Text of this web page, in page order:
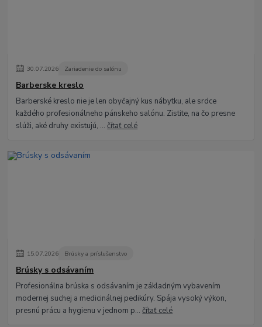
30.07.2026 Zariadenie do salónu
Barberske kreslo
Barberské kreslo nie je len obyčajný kus nábytku, ale srdce
každého profesionálneho pánskeho salónu. Zistite, na čo presne
slúži, aké druhy existujú, ...čítať celé
15.07.2026 Brúsky a príslušenstvo
Brúsky s odsávaním
Profesionálna brúska s odsávaním je základným vybavením
modernej suchej a medicinálnej pedikúry. Spája vysoký výkon,
presnú prácu a hygienu v jednom p...čítať celé